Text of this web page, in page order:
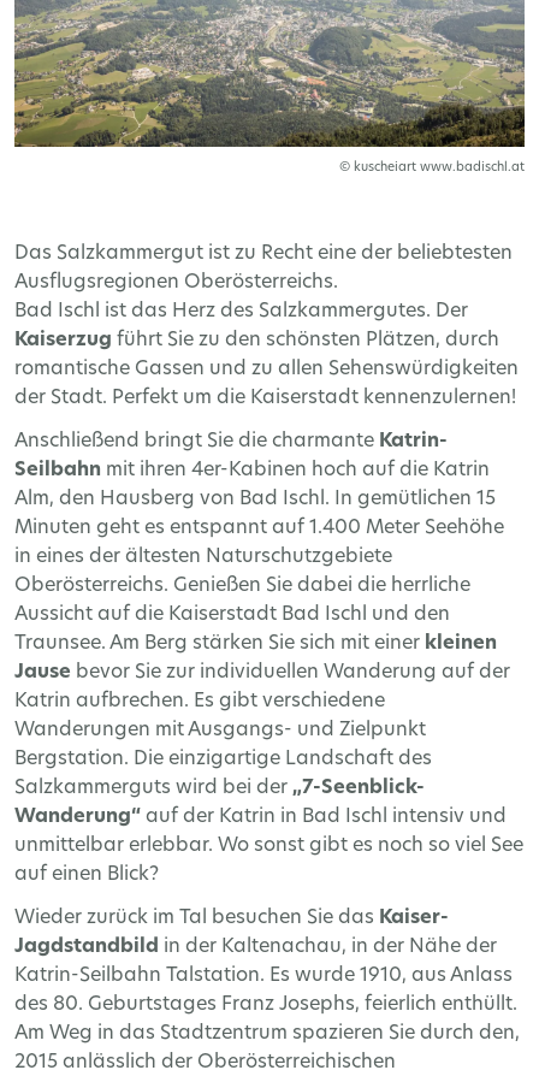
© kuscheiart www.badischl.at
Das Salzkammergut ist zu Recht eine der beliebtesten
Ausflugsregionen Oberösterreichs.
Bad Ischl ist das Herz des Salzkammergutes. Der
Kaiserzug führt Sie zu den schönsten Plätzen, durch
romantische Gassen und zu allen Sehenswürdigkeiten
der Stadt. Perfekt um die Kaiserstadt kennenzulernen!
Anschließend bringt Sie die charmante Katrin-
Seilbahn mit ihren 4er-Kabinen hoch auf die Katrin
Alm, den Hausberg von Bad Ischl. In gemütlichen 15
Minuten geht es entspannt auf 1.400 Meter Seehöhe
in eines der ältesten Naturschutzgebiete
Oberösterreichs. Genießen Sie dabei die herrliche
Aussicht auf die Kaiserstadt Bad Ischl und den
Traunsee. Am Berg stärken Sie sich mit einer kleinen
Jause bevor Sie zur individuellen Wanderung auf der
Katrin aufbrechen. Es gibt verschiedene
Wanderungen mit Ausgangs- und Zielpunkt
Bergstation. Die einzigartige Landschaft des
Salzkammerguts wird bei der „7-Seenblick-
Wanderung“ auf der Katrin in Bad Ischl intensiv und
unmittelbar erlebbar. Wo sonst gibt es noch so viel See
auf einen Blick?
Wieder zurück im Tal besuchen Sie das Kaiser-
Jagdstandbild in der Kaltenachau, in der Nähe der
Katrin-Seilbahn Talstation. Es wurde 1910, aus Anlass
des 80. Geburtstages Franz Josephs, feierlich enthüllt.
Am Weg in das Stadtzentrum spazieren Sie durch den,
2015 anlässlich der Oberösterreichischen